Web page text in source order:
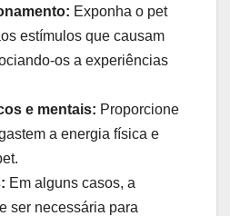
Exponha o pet
estímulos que causam
os a experiências
e mentais: Proporcione
a energia física e
Em alguns casos, a
ser necessária para